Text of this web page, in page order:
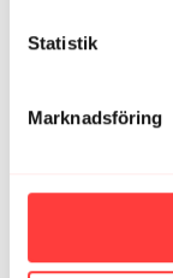
Statistik
Marknadsföring
Vet inte hur
Relaterade